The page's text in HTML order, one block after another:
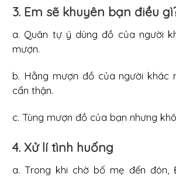
3. Em sẽ khuyên bạn điều
a. Quân tự ý dùng đồ của người
mượn.
b. Hằng mượn đồ của người khác
cẩn thận.
c. Tùng mượn đồ của bạn nhưng
4. Xử lí tình huống
a. Trong khi chờ bố mẹ đến đón,